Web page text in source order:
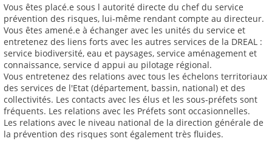
Vous êtes placé.e sous l autorité directe du chef du service
prévention des risques, lui-même rendant compte au directeur.
Vous êtes amené.e à échanger avec les unités du service et
entretenez des liens forts avec les autres services de la DREAL :
service biodiversité, eau et paysages, service aménagement et
connaissance, service d appui au pilotage régional.
Vous entretenez des relations avec tous les échelons territoriaux
des services de l'Etat (département, bassin, national) et des
collectivités. Les contacts avec les élus et les sous-préfets sont
fréquents. Les relations avec les Préfets sont occasionnelles.
Les relations avec le niveau national de la direction générale de
la prévention des risques sont également très fluides.